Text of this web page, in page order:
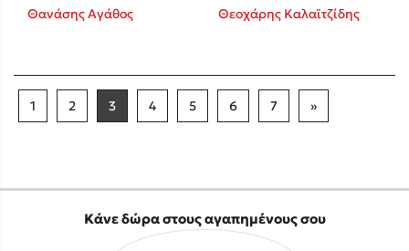
Θανάσης Αγάθος Θεοχάρης Καλαϊτζίδης
1 2 3 4 5 6 7 »
Κάνε δώρα στους αγαπημένους σου